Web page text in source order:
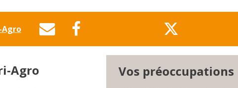
Agro
Agro Vos préoccupations